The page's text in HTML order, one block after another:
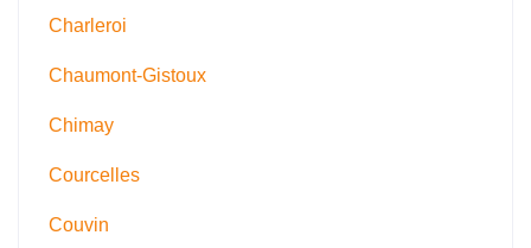
Charleroi
Chaumont-Gistoux
Chimay
Courcelles
Couvin